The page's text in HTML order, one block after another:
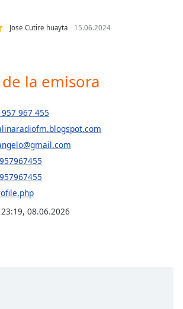
Jose Cutire huayta 15.06.2024
la emisora
967 455
23:19, 08.06.2026